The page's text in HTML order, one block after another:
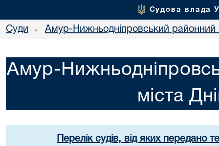
Судова влада
Суди • Амур-Нижньодніпровський районний
Амур-
міста
Перелік судів, від яких передано